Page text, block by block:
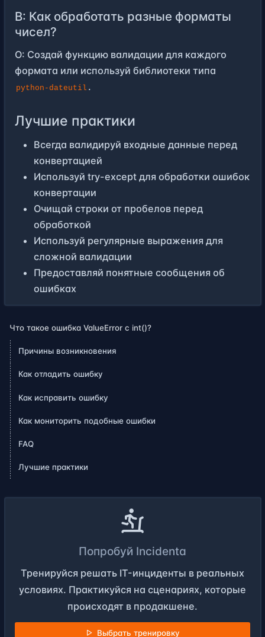
В: Как обработать разные форматы
чисел?
О: Создай функцию валидации для каждого
формата или используй библиотеки типа
python-dateutil .
Лучшие практики
Всегда валидируй входные данные перед
конвертацией
Используй try-except для обработки ошибок
конвертации
Очищай строки от пробелов перед
обработкой
Используй регулярные выражения для
сложной валидации
Предоставляй понятные сообщения об
ошибках
Что такое ошибка ValueError с int()?
Причины возникновения
Как отладить ошибку
Как исправить ошибку
Как мониторить подобные ошибки
FAQ
Лучшие практики
Попробуй Incidenta
Тренируйся решать IT-инциденты в реальных
условиях. Практикуйся на сценариях, которые
происходят в продакшене.
Выбрать тренировку